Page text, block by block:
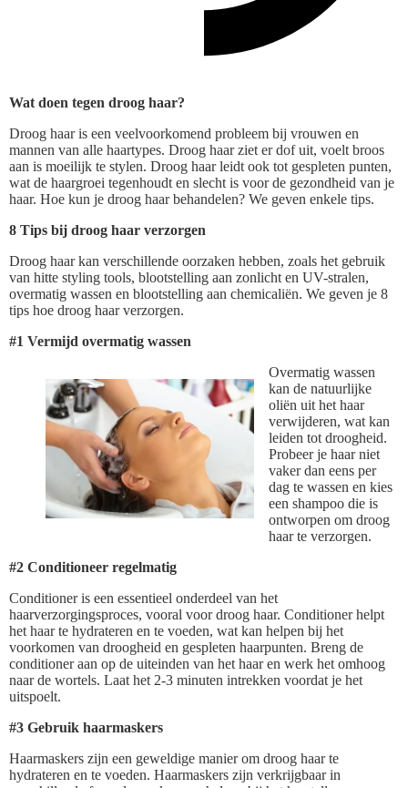
Wat doen tegen droog haar?
Droog haar is een veelvoorkomend probleem bij vrouwen en
mannen van alle haartypes. Droog haar ziet er dof uit, voelt broos
aan is moeilijk te stylen. Droog haar leidt ook tot gespleten punten,
wat de haargroei tegenhoudt en slecht is voor de gezondheid van je
haar. Hoe kun je droog haar behandelen? We geven enkele tips.
8 Tips bij droog haar verzorgen
Droog haar kan verschillende oorzaken hebben, zoals het gebruik
van hitte styling tools, blootstelling aan zonlicht en UV-stralen,
overmatig wassen en blootstelling aan chemicaliën. We geven je 8
tips hoe droog haar verzorgen.
#1 Vermijd overmatig wassen
Overmatig wassen
kan de natuurlijke
oliën uit het haar
verwijderen, wat kan
leiden tot droogheid.
Probeer je haar niet
vaker dan eens per
dag te wassen en kies
een shampoo die is
ontworpen om droog
haar te verzorgen.
#2 Conditioneer regelmatig
Conditioner is een essentieel onderdeel van het
haarverzorgingsproces, vooral voor droog haar. Conditioner helpt
het haar te hydrateren en te voeden, wat kan helpen bij het
voorkomen van droogheid en gespleten haarpunten. Breng de
conditioner aan op de uiteinden van het haar en werk het omhoog
naar de wortels. Laat het 2-3 minuten intrekken voordat je het
uitspoelt.
#3 Gebruik haarmaskers
Haarmaskers zijn een geweldige manier om droog haar te
hydrateren en te voeden. Haarmaskers zijn verkrijgbaar in